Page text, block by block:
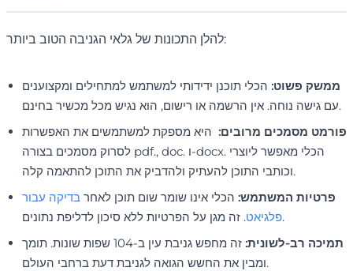
להלן התכונות של גלאי הגניבה הטוב ביותר:
ממשק פשוט: הכלי תוכנן ידידותי למשתמש למתחילים ומקצוענים
עם גישה נוחה. אין הרשמה או רישום, הוא נגיש מכל מכשיר בחינם.
פורמט מסמכים מרובים: היא מספקת למשתמשים את האפשרות
לסרוק מסמכים בצורה pdf., doc. ו-docx. הכלי מאפשר ליוצרי
וכותבי התוכן להעתיק ולהדביק את התוכן להתאמה קלה.
פרטיות המשתמש: הכלי אינו שומר שום תוכן לאחר בדיקה עבור
פלגיאט. זה מגן על הפרטיות ללא סיכון לדליפת נתונים.
תמיכה רב-לשונית:
זה מחפש גניבת עין ב-104 שפות שונות. תומך
ומבין את החשש הגואה לגניבת דעת ברחבי העולם.